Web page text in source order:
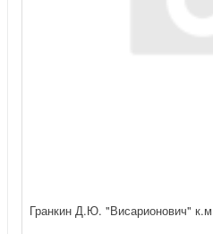
Гранкин Д.Ю. "Висарионович"